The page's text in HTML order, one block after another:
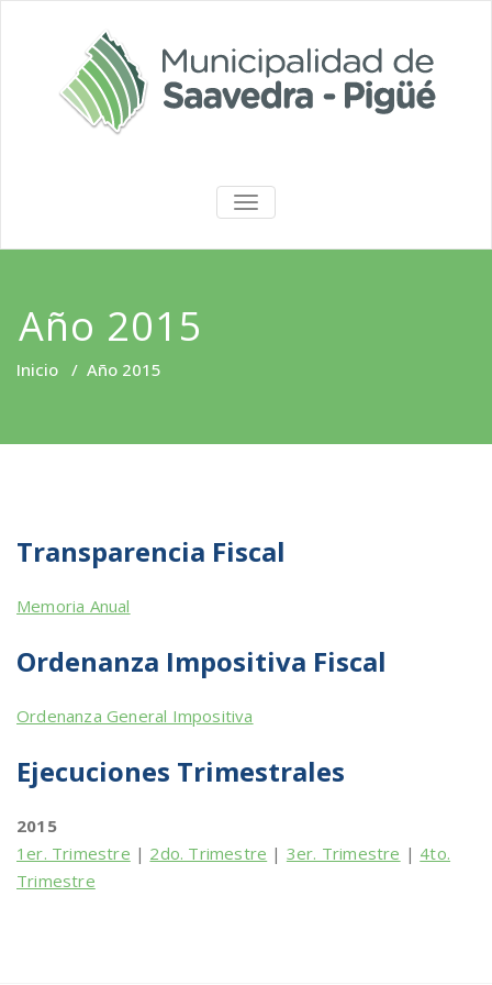
Transparencia
ALTERNAR
LA
Año 2015
Inicio / Año 2015
Transparencia Fiscal
Memoria Anual
Ordenanza Impositiva Fiscal
Ordenanza General Impositiva
Ejecuciones Trimestrales
2015
1er. Trimestre | 2do. Trimestre | 3er. Trimestre | 4to.
Trimestre